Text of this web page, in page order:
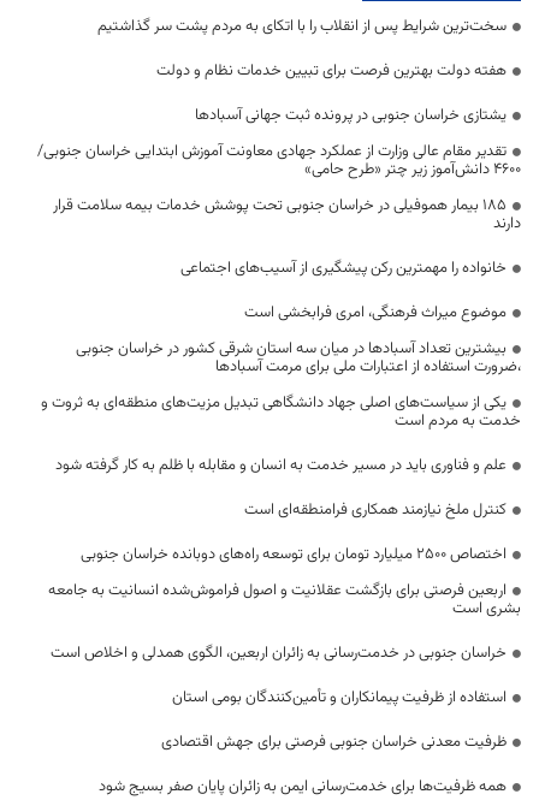
سخت‌ترین شرایط پس از انقلاب را با اتکای به مردم پشت سر گذاشتیم
هفته دولت بهترین فرصت برای تبیین خدمات نظام و دولت
یشتازی خراسان جنوبی در پرونده ثبت جهانی آسبادها
تقدیر مقام عالی وزارت از عملکرد جهادی معاونت آموزش ابتدایی خراسان جنوبی/
۴۶۰۰ دانش‌آموز زیر چتر «طرح حامی»
۱۸۵ بیمار هموفیلی در خراسان جنوبی تحت پوشش خدمات بیمه سلامت قرار
دارند
خانواده را مهمترین رکن پیشگیری از آسیب‌های اجتماعی
موضوع میراث فرهنگی، امری فرابخشی است
بیشترین تعداد آسبادها در میان سه استان شرقی کشور در خراسان جنوبی
،ضرورت استفاده از اعتبارات ملی برای مرمت آسبادها
یکی از سیاست‌های اصلی جهاد دانشگاهی تبدیل مزیت‌های منطقه‌ای به ثروت و
خدمت به مردم است
علم و فناوری باید در مسیر خدمت به انسان و مقابله با ظلم به کار گرفته شود
کنترل ملخ نیازمند همکاری فرامنطقه‌ای است
اختصاص 2500 میلیارد تومان برای توسعه راه‌های دوبانده خراسان جنوبی
اربعین فرصتی برای بازگشت عقلانیت و اصول فراموش‌شده انسانیت به جامعه
بشری است
خراسان جنوبی در خدمت‌رسانی به زائران اربعین، الگوی همدلی و اخلاص است
استفاده از ظرفیت پیمانکاران و تأمین‌کنندگان بومی استان
ظرفیت معدنی خراسان جنوبی فرصتی برای جهش اقتصادی
همه ظرفیت‌ها برای خدمت‌رسانی ایمن به زائران پایان صفر بسیج شود